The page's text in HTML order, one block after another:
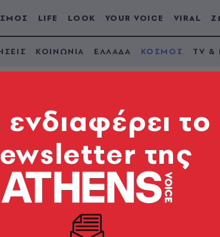
LIFE LOOK YOUR VOICE VIRAL
ΚΟΙΝΩΝΙΑ ΕΛΛΑΔΑ ΚΟΣΜΟΣ TV &
στη
για τον
ενδιαφέρει το
της